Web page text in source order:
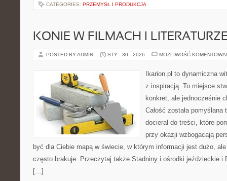
CATEGORIES: PRZEMYSŁ I PRODUKCJA
KONIE W FILMACH I
POSTED BY ADMIN STY - 30 - 2026 MOŻLIWOŚĆ
Ikarion.pl to dynamiczna
z inspiracją. To miejsce
konkret, ale jednocześnie
Całość została
docierał do treści, które
przy okazji wzbogacają
być dla Ciebie mapą w świecie, w którym informacji jest dużo,
często brakuje. Przeczytaj także Stadniny i ośrodki jeździeckie i
[…]